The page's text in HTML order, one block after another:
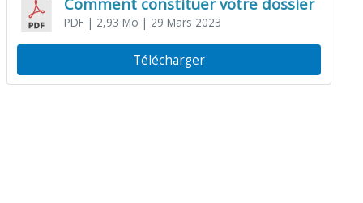
PDF| 2,93 Mo | 29 Mars 2023
Télécharger